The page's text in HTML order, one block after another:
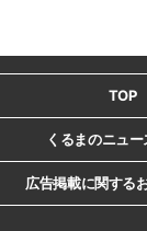
TOP
くるまのニュー
広告掲載に関する